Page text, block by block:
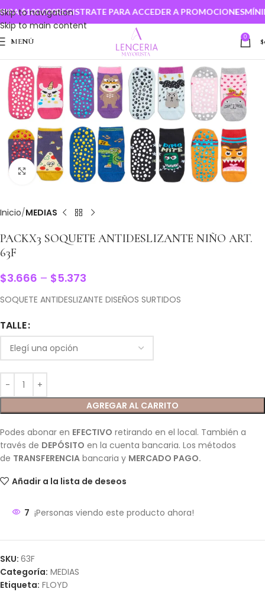
Skip to navigation
Skip to main content
$100.000REGISTRATE PARA ACCEDER A PROMOCIONES
MENÚ 0 $
Clic para ampliar
Inicio MEDIAS
PACKX3 SOQUETE ANTIDESLIZANTE NIÑO ART.
63F
$3.666 – $5.373
SOQUETE ANTIDESLIZANTE DISEÑOS SURTIDOS
TALLE
AGREGAR AL CARRITO
Podes abonar en EFECTIVO retirando en el local. También a
través de DEPÓSITO en la cuenta bancaria. Los métodos
de TRANSFERENCIA bancaria y MERCADO PAGO.
Añadir a la lista de deseos
7 ¡Personas viendo este producto ahora!
SKU: 63F
Categoría: MEDIAS
Etiqueta: FLOYD